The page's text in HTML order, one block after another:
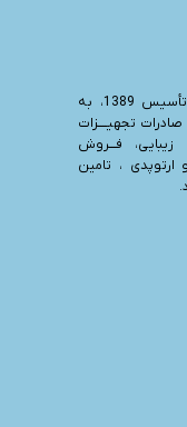
“، تأسیس 1389، به
و صادرات تجهیــــزات
زیبایی، فـــروش
ارتوپدی ، تامین